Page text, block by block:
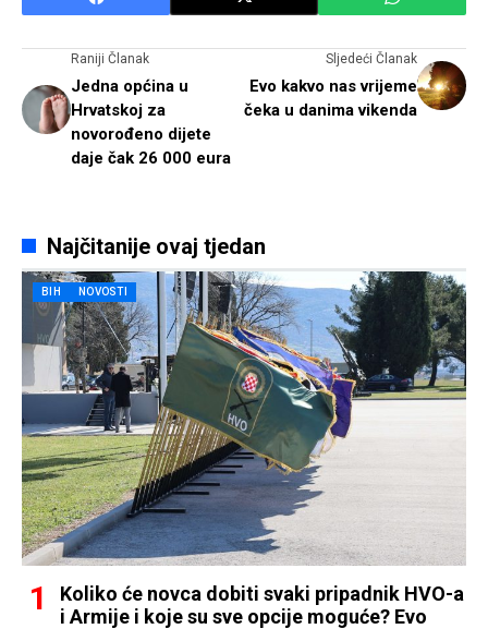
Raniji Članak
Jedna općina u
Hrvatskoj za
novorođeno dijete
daje čak 26 000 eura
Sljedeći Članak
Evo kakvo nas vrijeme
čeka u danima vikenda
Najčitanije ovaj tjedan
BIH NOVOSTI
Koliko će novca dobiti svaki pripadnik HVO-a
i Armije i koje su sve opcije moguće? Evo